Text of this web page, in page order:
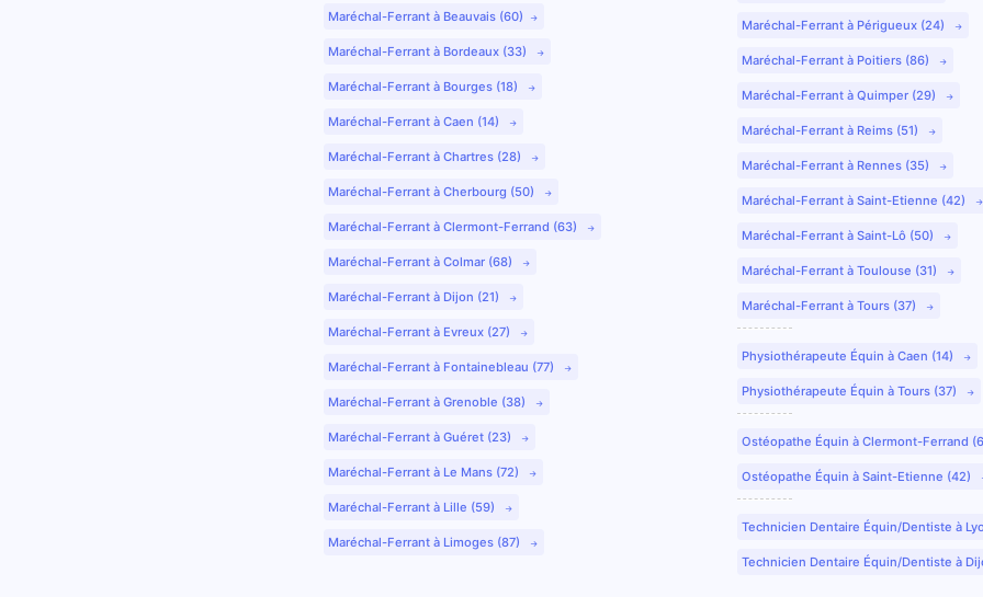
Maréchal-Ferrant à Beauvais (60)
Maréchal-Ferrant à Bordeaux (33)
Maréchal-Ferrant à Bourges (18)
Maréchal-Ferrant à Caen (14)
Maréchal-Ferrant à Chartres (28)
Maréchal-Ferrant à Cherbourg (50)
Maréchal-Ferrant à Clermont-Ferrand (63)
Maréchal-Ferrant à Colmar (68)
Maréchal-Ferrant à Dijon (21)
Maréchal-Ferrant à Evreux (27)
Maréchal-Ferrant à Fontainebleau (77)
Maréchal-Ferrant à Grenoble (38)
Maréchal-Ferrant à Guéret (23)
Maréchal-Ferrant à Le Mans (72)
Maréchal-Ferrant à Lille (59)
Maréchal-Ferrant à Limoges (87)
Maréchal-Ferrant à Périgueux (24)
Maréchal-Ferrant à Poitiers (86)
Maréchal-Ferrant à Quimper (29)
Maréchal-Ferrant à Reims (51)
Maréchal-Ferrant à Rennes (35)
Maréchal-Ferrant à Saint-Etienne (42)
Maréchal-Ferrant à Saint-Lô (50)
Maréchal-Ferrant à Toulouse (31)
Maréchal-Ferrant à Tours (37)
Physiothérapeute Équin à Caen (14)
Physiothérapeute Équin à Tours (37)
Ostéopathe Équin à Clermont-Ferrand
Ostéopathe Équin à Saint-Etienne (42)
Technicien Dentaire Équin/Dentiste à
Technicien Dentaire Équin/Dentiste à